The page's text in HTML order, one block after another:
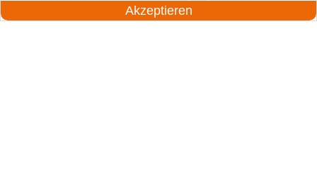
Preise
Akzeptieren